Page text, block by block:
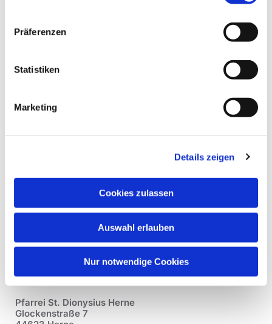
Präferenzen
Statistiken
Marketing
Details zeigen
Cookies zulassen
Auswahl erlauben
Nur notwendige Cookies
Pfarrei St. Dionysius Herne
Glockenstraße 7